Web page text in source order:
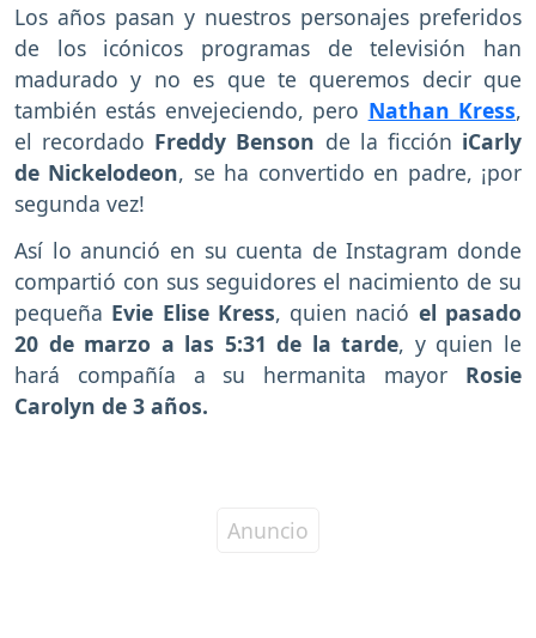
Los años pasan y nuestros personajes preferidos
de los icónicos programas de televisión han
madurado y no es que te queremos decir que
también estás envejeciendo, pero Nathan Kress,
el recordado Freddy Benson de la ficción iCarly
de Nickelodeon, se ha convertido en padre, ¡por
segunda vez!
Así lo anunció en su cuenta de Instagram donde
compartió con sus seguidores el nacimiento de su
pequeña Evie Elise Kress, quien nació el pasado
20 de marzo a las 5:31 de la tarde, y quien le
hará compañía a su hermanita mayor Rosie
Carolyn de 3 años.